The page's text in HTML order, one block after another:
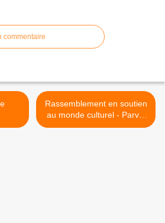
commentaire
Rassemblement en soutien
au monde culturel - Parvis
du Théâtre d'Orléans -